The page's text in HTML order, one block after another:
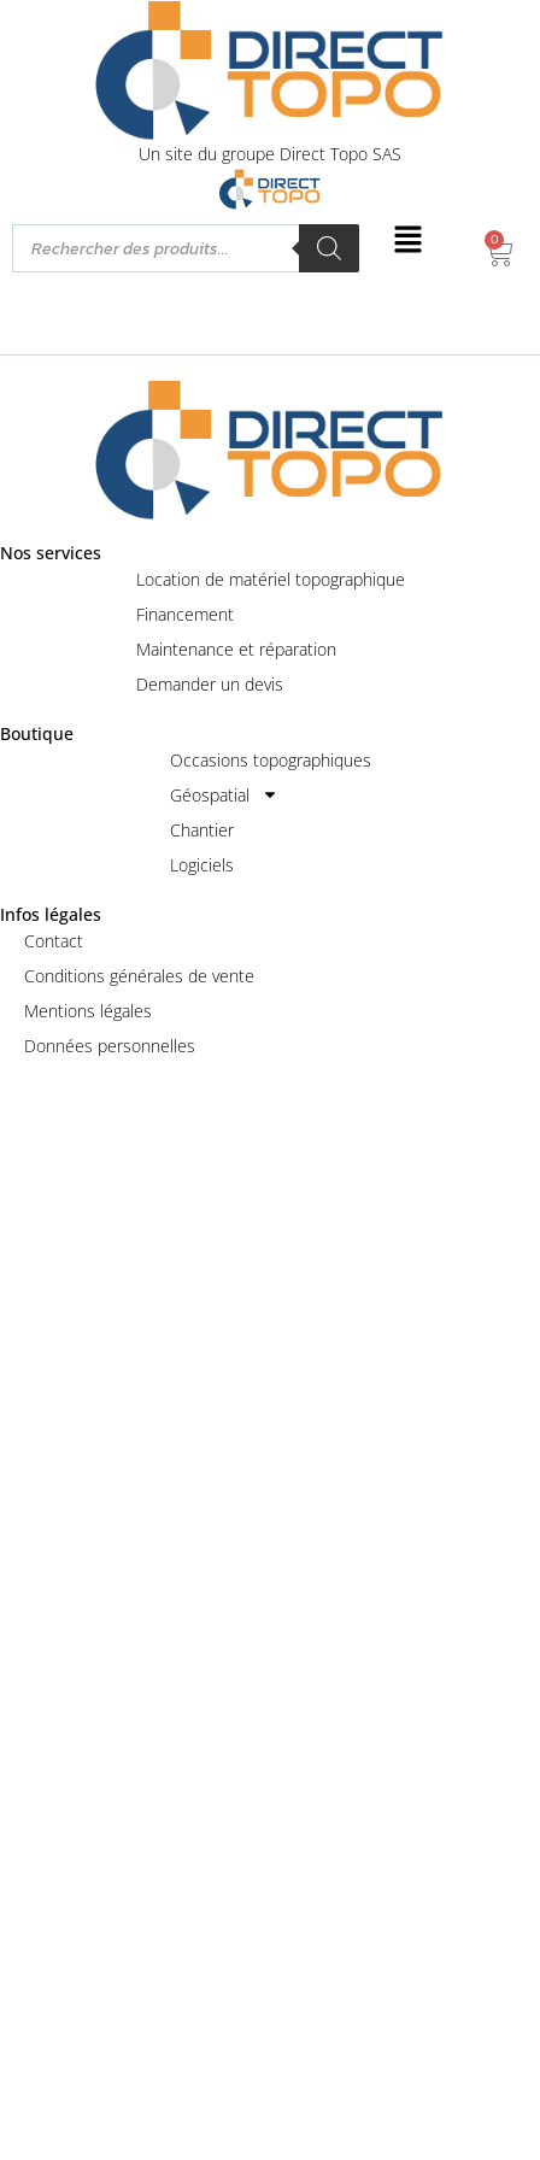
Un site du groupe Direct Topo SAS
0
Nos services
Location de matériel topographique
Financement
Maintenance et réparation
Demander un devis
Boutique
Occasions topographiques
Géospatial
Chantier
Logiciels
Infos légales
Contact
Conditions générales de vente
Mentions légales
Données personnelles